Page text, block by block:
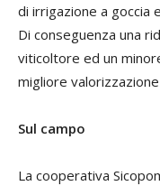
di irrigazione a goccia
Di conseguenza una
viticoltore ed un
migliore
Sul campo
La cooperativa